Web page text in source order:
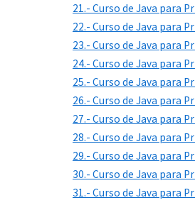
21.- Curso de Java para
22.- Curso de Java para
23.- Curso de Java para
24.- Curso de Java para
25.- Curso de Java para
26.- Curso de Java para
27.- Curso de Java para
28.- Curso de Java para
29.- Curso de Java para
30.- Curso de Java para
31.- Curso de Java para